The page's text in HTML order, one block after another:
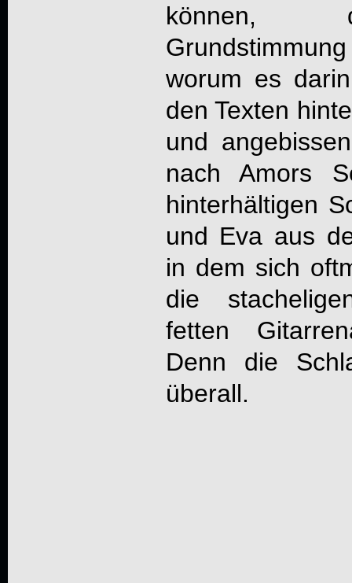
können,
worum es
den Texten
und
nach Amors
hinterhältigen
und Eva aus
in dem sich
die
fetten
Denn die
überall.